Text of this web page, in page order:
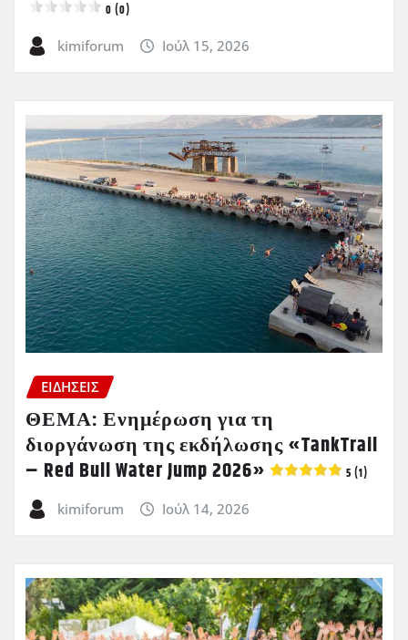
0 (0)
kimiforum Ιούλ 15, 2026
ΕΙΔΗΣΕΙΣ
ΘΕΜΑ: Ενημέρωση για τη
διοργάνωση της εκδήλωσης «TankTrail
– Red Bull Water Jump 2026»
5 (1)
kimiforum Ιούλ 14, 2026